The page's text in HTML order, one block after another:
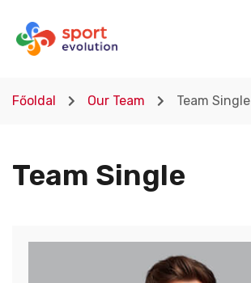
Főoldal Our Team Team Single
Team Single